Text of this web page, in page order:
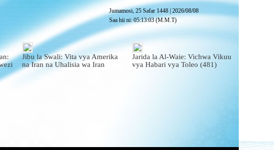
Jumamosi, 25 Safar 1448 2026/08/08
Saa hii ni:05:13:04(M.M.T)
Jibu la Swali: Vita vya Amerika
na Iran na Uhalisia wa Iran
Jarida la Al-Waie: Vichwa Vikuu
vya Habari vya Toleo (481)